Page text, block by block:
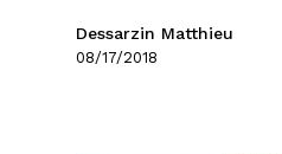
Dessarzin Matthieu
08/17/2018